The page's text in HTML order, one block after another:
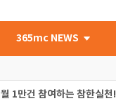
365mc NEWS
1만건 참여하는 참한실천!